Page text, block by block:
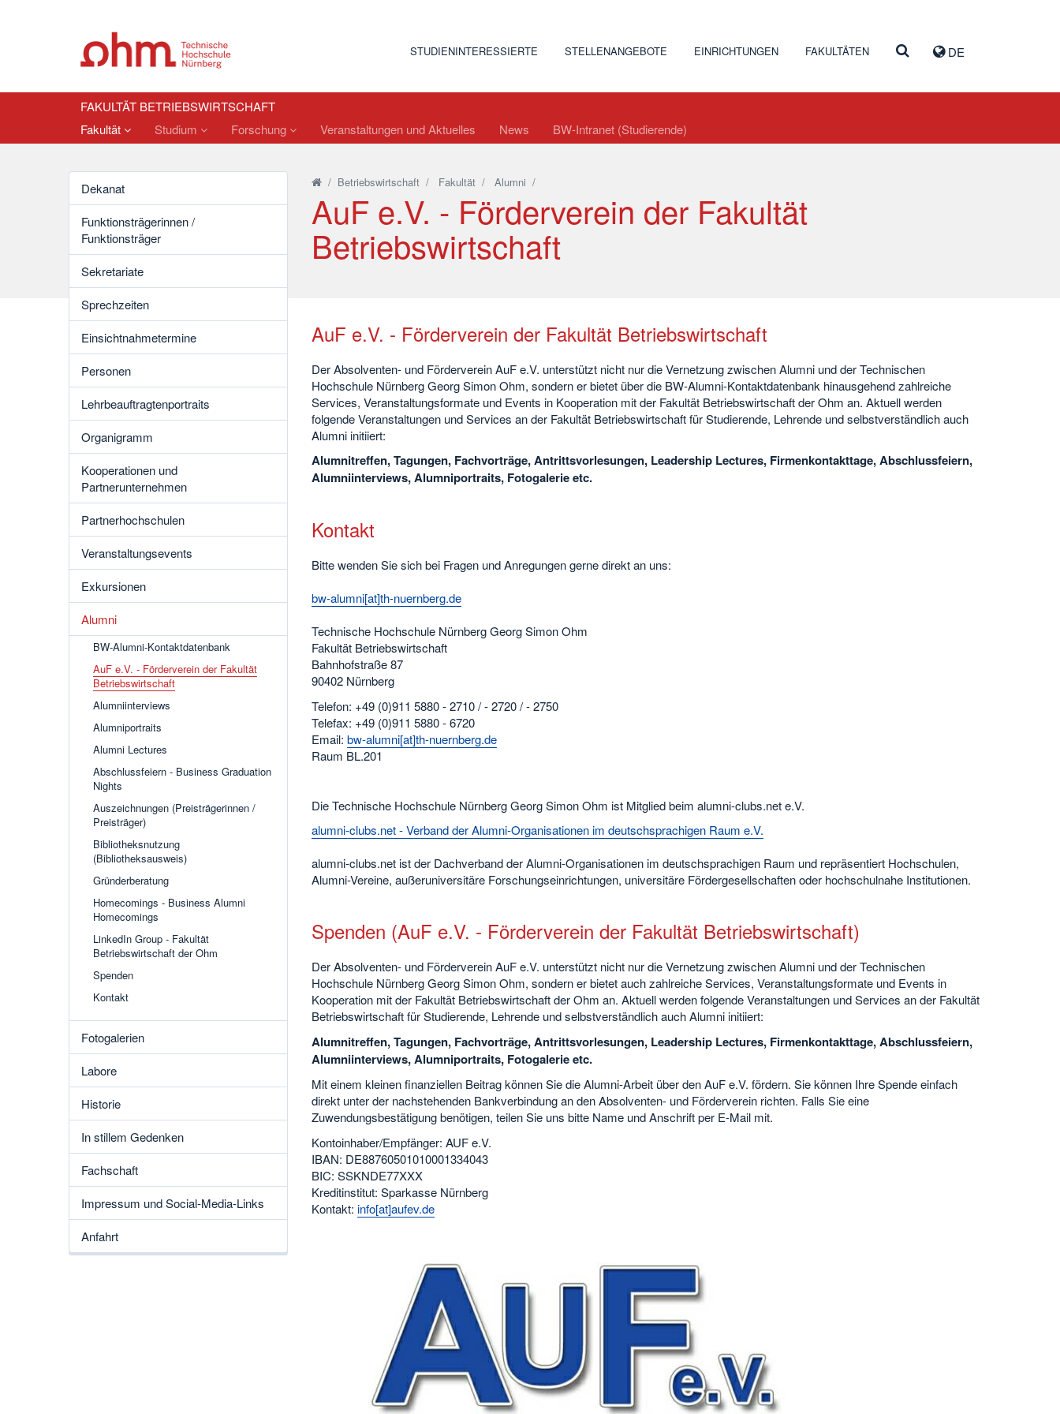
DE
STUDIENINTERESSIERTE STELLENANGEBOTE EINRICHTUNGEN FAKULTÄTEN
FAKULTÄT BETRIEBSWIRTSCHAFT
Fakultät
Studium Forschung Veranstaltungen und Aktuelles News BW-Intranet (Studierende)
Dekanat
Funktionsträgerinnen /
Funktionsträger
Sekretariate
Sprechzeiten
Einsichtnahmetermine
Personen
Lehrbeauftragtenportraits
Organigramm
Kooperationen und
Partnerunternehmen
Partnerhochschulen
Veranstaltungsevents
Exkursionen
Alumni
BW-Alumni-Kontaktdatenbank
AuF e.V. - Förderverein der Fakultät
Betriebswirtschaft
Alumniinterviews
Alumniportraits
Alumni Lectures
Abschlussfeiern - Business Graduation
Nights
Auszeichnungen (Preisträgerinnen /
Preisträger)
Bibliotheksnutzung
(Bibliotheksausweis)
Gründerberatung
Homecomings - Business Alumni
Homecomings
LinkedIn Group - Fakultät
Betriebswirtschaft der Ohm
Spenden
Kontakt
Fotogalerien
Labore
Historie
In stillem Gedenken
Fachschaft
Impressum und Social-Media-Links
Anfahrt
/ Betriebswirtschaft/ Fakultät/ Alumni /
AuF e.V. - Förderverein der Fakultät
Betriebswirtschaft
AuF e.V. - Förderverein der Fakultät Betriebswirtschaft
Der Absolventen- und Förderverein AuF e.V. unterstützt nicht nur die Vernetzung zwischen Alumni und der Technischen
Hochschule Nürnberg Georg Simon Ohm, sondern er bietet über die BW-Alumni-Kontaktdatenbank hinausgehend zahlreiche
Services, Veranstaltungsformate und Events in Kooperation mit der Fakultät Betriebswirtschaft der Ohm an. Aktuell werden
folgende Veranstaltungen und Services an der Fakultät Betriebswirtschaft für Studierende, Lehrende und selbstverständlich auch
Alumni initiiert:
Alumnitreffen, Tagungen, Fachvorträge, Antrittsvorlesungen, Leadership Lectures, Firmenkontakttage, Abschlussfeiern,
Alumniinterviews, Alumniportraits, Fotogalerie etc.
Kontakt
Bitte wenden Sie sich bei Fragen und Anregungen gerne direkt an uns:
bw-alumni[at]th-nuernberg.de
Technische Hochschule Nürnberg Georg Simon Ohm
Fakultät Betriebswirtschaft
Bahnhofstraße 87
90402 Nürnberg
Telefon: +49 (0)911 5880 - 2710 / - 2720 / - 2750
Telefax: +49 (0)911 5880 - 6720
Email: bw-alumni[at]th-nuernberg.de
Raum BL.201
Die Technische Hochschule Nürnberg Georg Simon Ohm ist Mitglied beim alumni-clubs.net e.V.
alumni-clubs.net - Verband der Alumni-Organisationen im deutschsprachigen Raum e.V.
alumni-clubs.net ist der Dachverband der Alumni-Organisationen im deutschsprachigen Raum und repräsentiert Hochschulen,
Alumni-Vereine, außeruniversitäre Forschungseinrichtungen, universitäre Fördergesellschaften oder hochschulnahe Institutionen.
Spenden (AuF e.V. - Förderverein der Fakultät Betriebswirtschaft)
Der Absolventen- und Förderverein AuF e.V. unterstützt nicht nur die Vernetzung zwischen Alumni und der Technischen
Hochschule Nürnberg Georg Simon Ohm, sondern er bietet auch zahlreiche Services, Veranstaltungsformate und Events in
Kooperation mit der Fakultät Betriebswirtschaft der Ohm an. Aktuell werden folgende Veranstaltungen und Services an der Fakultät
Betriebswirtschaft für Studierende, Lehrende und selbstverständlich auch Alumni initiiert:
Alumnitreffen, Tagungen, Fachvorträge, Antrittsvorlesungen, Leadership Lectures, Firmenkontakttage, Abschlussfeiern,
Alumniinterviews, Alumniportraits, Fotogalerie etc.
Mit einem kleinen finanziellen Beitrag können Sie die Alumni-Arbeit über den AuF e.V. fördern. Sie können Ihre Spende einfach
direkt unter der nachstehenden Bankverbindung an den Absolventen- und Förderverein richten. Falls Sie eine
Zuwendungsbestätigung benötigen, teilen Sie uns bitte Name und Anschrift per E-Mail mit.
Kontoinhaber/Empfänger: AUF e.V.
IBAN: DE88760501010001334043
BIC: SSKNDE77XXX
Kreditinstitut: Sparkasse Nürnberg
Kontakt: info[at]aufev.de